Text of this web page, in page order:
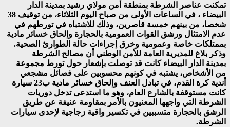
تمكنت عناصر الشرطة بمنطقة أمن مولاي رشيد بمدينة الدار
البيضاء ، في الساعات الأولى من صباح اليوم الثلاثاء، من توقيف 38
شخصا، من بينهم خمسة قاصرين، وذلك للاشتباه في تورطهم في
عدم الامتثال ورشق القوات العمومية بالحجارة وإلحاق خسائر مادية
بممتلكات خاصة وعمومية وخرق إجراءات حالة الطوارئ الصحية.
وذكر بلاغ للمديرية العامة للأمن الوطني أن مصالح الشرطة
بمدينة الدار البيضاء كانت قد توصلت بإشعار حول تورط مجموعة
من الأشخاص، يشتبه في كونهم محسوبين على فصائل مشجعي
أندية كرة القدم، في تبادل العنف وإلحاق خسائر مادية ب23 سيارة
كانت مستوقفة بالشارع العام، وهو ما استدعى تدخل دوريات
الشرطة التي واجهها المعنيون بالأمر بمقاومة عنيفة عن طريق
الرشق بالحجارة متسببين في تكسير واقية زجاجية لإحدى سيارات
الشرطة.